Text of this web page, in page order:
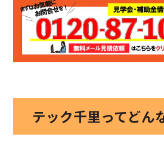
テック千里ってどん